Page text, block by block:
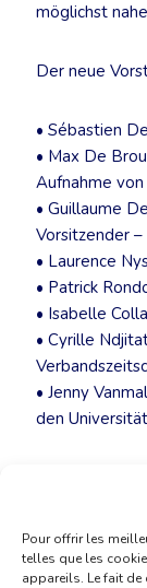
Pour offrir les
telles que les
appareils. Le fait
möglichst
Der neue
• Sébastien
• Max De
Aufnahme
• Guillaume
Vorsitzender
• Laurence
• Patrick
• Isabelle
• Cyrille
• Jenny
den
Übersetzung: